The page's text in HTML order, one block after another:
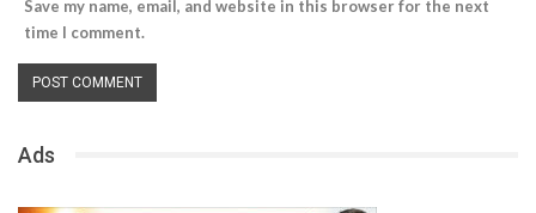
Save my name, email, and website in this browser for the next
time I comment.
Ads